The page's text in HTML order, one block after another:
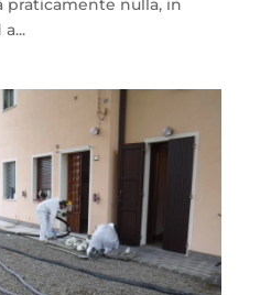
praticamente nulla, in